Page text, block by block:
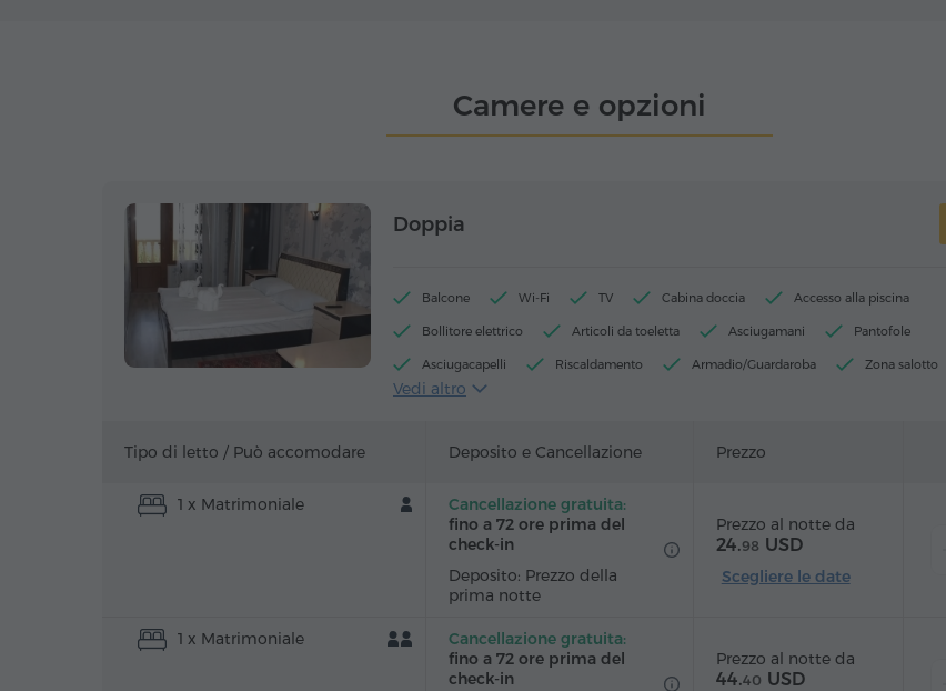
Camere e opzioni
Doppia
Balcone Wi-Fi TV Cabina doccia Accesso alla piscina
Bollitore elettrico Articoli da toeletta Asciugamani Pantofole
Asciugacapelli Riscaldamento Armadio/Guardaroba Zona salotto
Tavolo
Vedi altro
Tipo di letto / Può accomodare Deposito e Cancellazione Prezzo
1 x Matrimoniale
Cancellazione gratuita:
fino a 72 ore prima del
check‑in
Deposito: Prezzo della
prima notte
Prezzo al notte da
24.98 USD
Scegliere le date
1 x Matrimoniale
Cancellazione gratuita:
fino a 72 ore prima del
check‑in
Prezzo al notte da
44.40 USD